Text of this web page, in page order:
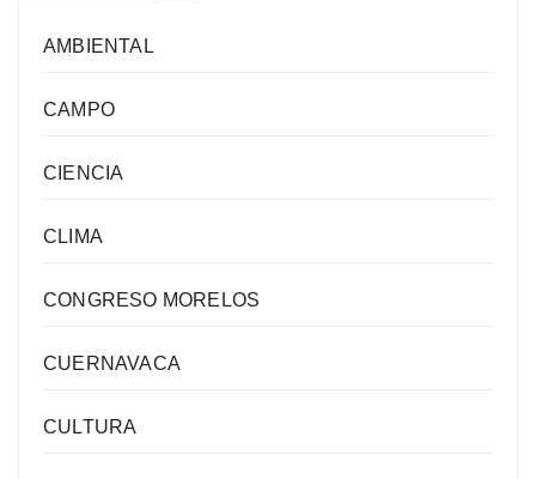
AMBIENTAL
CAMPO
CIENCIA
CLIMA
CONGRESO MORELOS
CUERNAVACA
CULTURA